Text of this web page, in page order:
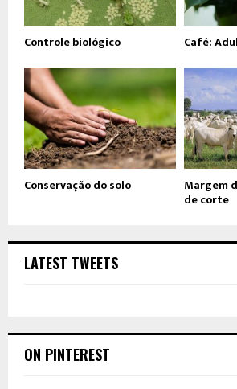
Controle biológico Café:
Conservação do solo Margem
de corte
LATEST TWEETS
ON PINTEREST